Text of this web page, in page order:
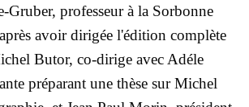
Gruber, professeur à la Sorbonne
avoir dirigée l'édition complète
Butor, co-dirige avec Adéle
préparant une thèse sur Michel